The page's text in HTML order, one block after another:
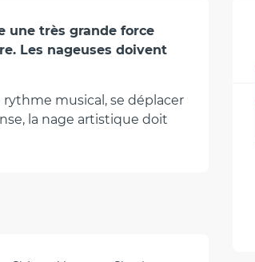
une très grande force
Les nageuses doivent
musical, se déplacer
la nage artistique doit